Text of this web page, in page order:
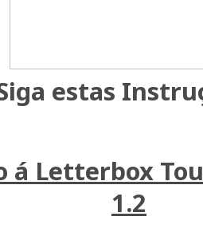
estas
á Letterbox
1.2